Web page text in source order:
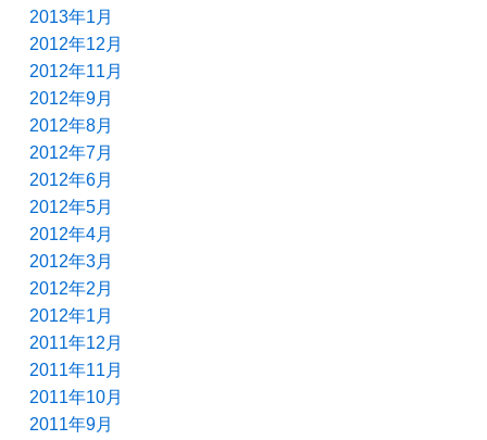
2013年1月
2012年12月
2012年11月
2012年9月
2012年8月
2012年7月
2012年6月
2012年5月
2012年4月
2012年3月
2012年2月
2012年1月
2011年12月
2011年11月
2011年10月
2011年9月